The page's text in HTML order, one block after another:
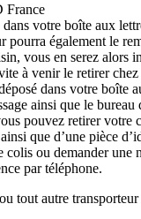
votre boîte aux
pourra également le
vous en serez alors
à venir le retirer
dans votre boîte
ainsi que le bureau
pouvez retirer votre
que d’une pièce
ou demander une
par téléphone.
tout autre transporteur